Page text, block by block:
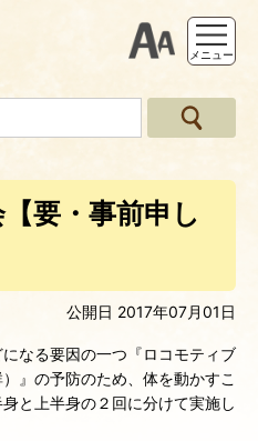
支援ツー
メニュー
要・事前申し
公開日 2017年07月01日
なる要因の一つ『ロコモティブ
』の予防のため、体を動かすこ
と上半身の２回に分けて実施し